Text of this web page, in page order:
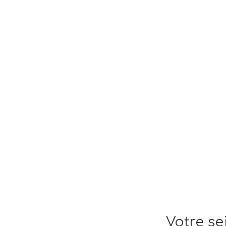
Votre